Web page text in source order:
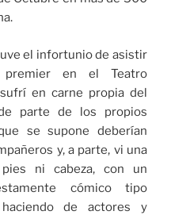
el infortunio de asistir
en el Teatro
en carne propia del
parte de los propios
se supone deberían
y, a parte, vi una
ni cabeza, con un
cómico tipo
de actores y